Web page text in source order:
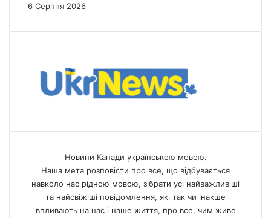
6 Серпня 2026
Новини Канади українською мовою.
Наша мета розповісти про все, що відбувається
навколо нас рідною мовою, зібрати усі найважливіші
та найсвіжіші повідомлення, які так чи інакше
впливають на нас і наше життя, про все, чим живе